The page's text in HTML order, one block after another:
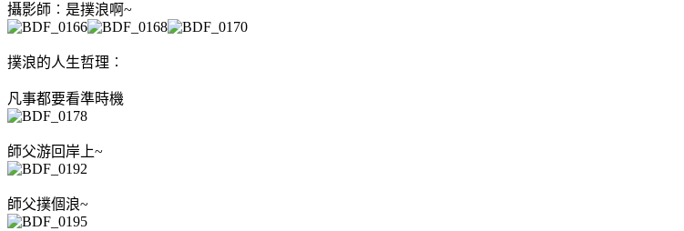
攝影師︰是撲浪啊~
撲浪的人生哲理︰
凡事都要看準時機
師父游回岸上~
師父撲個浪~